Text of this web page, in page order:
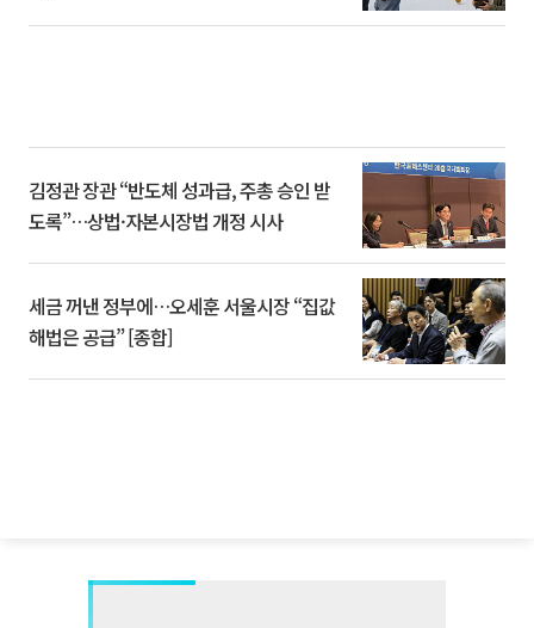
김정관 장관 “반도체 성과급, 주총 승인 받
도록”…상법·자본시장법 개정 시사
세금 꺼낸 정부에…오세훈 서울시장 “집값
해법은 공급” [종합]